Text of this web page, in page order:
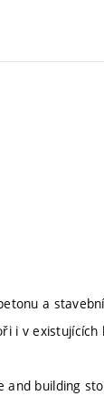
a
i v existujících
building